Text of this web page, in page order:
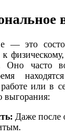
— это
к
Оно часто
или в
выгорания:
Даже после